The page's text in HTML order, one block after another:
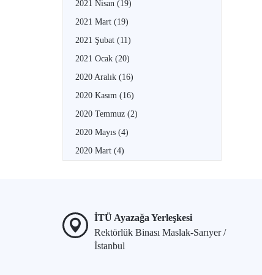
2021 Nisan (19)
2021 Mart (19)
2021 Şubat (11)
2021 Ocak (20)
2020 Aralık (16)
2020 Kasım (16)
2020 Temmuz (2)
2020 Mayıs (4)
2020 Mart (4)
İTÜ Ayazağa Yerleşkesi
Rektörlük Binası Maslak-Sarıyer /
İstanbul